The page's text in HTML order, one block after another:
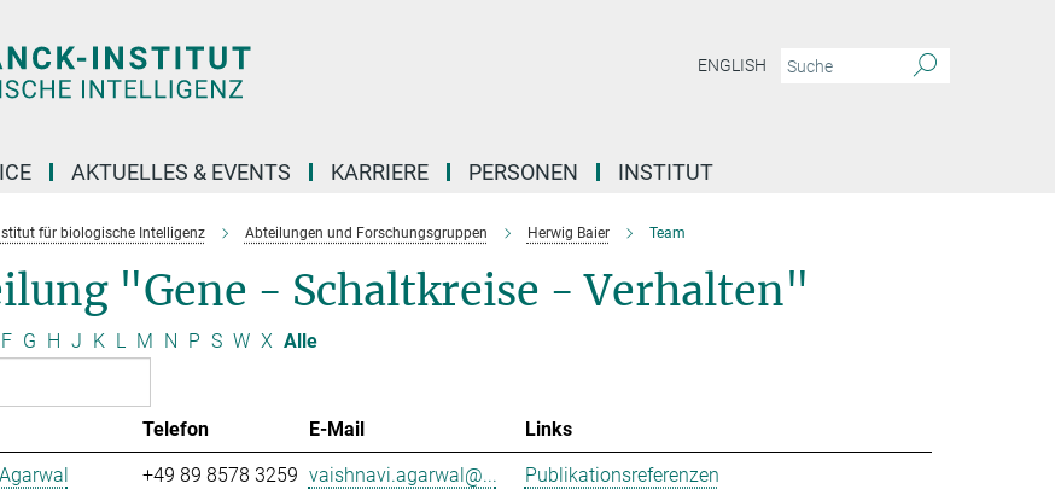
ENGLISH
AKTUELLES & EVENTS KARRIERE PERSONEN INSTITUT
für biologische Intelligenz Abteilungen und Forschungsgruppen Herwig Baier Team
"Gene - Schaltkreise - Verhalten"
F G H J K L M N P S W X Alle
Telefon E-Mail
Links
+49 89 8578 3259 vaishnavi.agarwal@... Publikationsreferenzen